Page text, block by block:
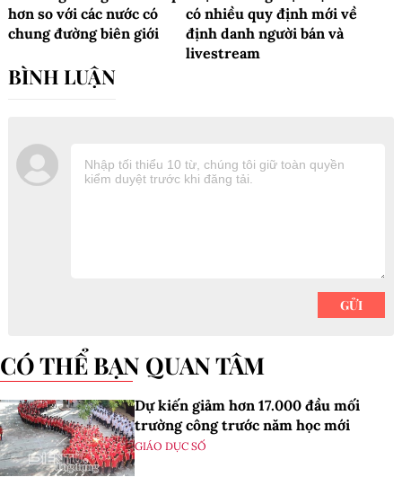
hơn so với các nước có
chung đường biên giới
có nhiều quy định mới về
định danh người bán và
livestream
CÓ THỂ BẠN QUAN TÂM
Dự kiến giảm hơn 17.000 đầu mối
trường công trước năm học mới
GIÁO DỤC SỐ